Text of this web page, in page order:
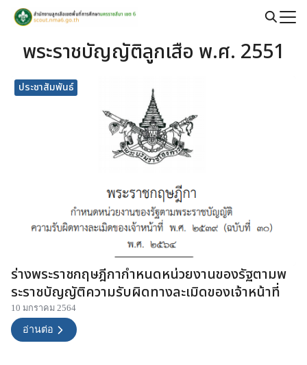
Skip
for:พระราชบัญญัติลูกเสือ พ.ศ. 2551
ประชาสัมพันธ์
ร่างพระราชกฤษฎีกากำหนดหน่วยงานของรัฐตามพ
ระราชบัญญัติความรับผิดทางละเมิดของเจ้าหน้าที่
10 มกราคม 2564
อ่านต่อ